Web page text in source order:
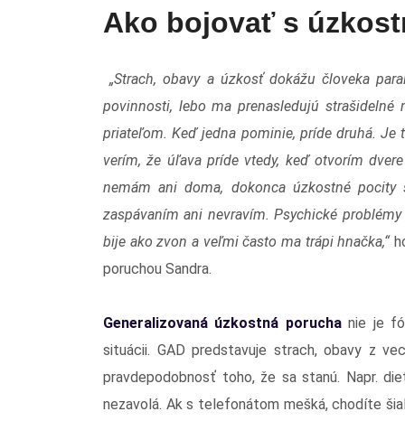
Ako bojovať s
„Strach, obavy a úzkosť dokážu človeka
povinnosti, lebo ma prenasledujú
priateľom. Keď jedna pominie, príde druhá.
verím, že úľava príde vtedy, keď otvorím
nemám ani doma, dokonca úzkostné
zaspávaním ani nevravím. Psychické
bije ako zvon a veľmi často ma trápi hnačka,“
poruchou Sandra.
Generalizovaná úzkostná poruchanie je
situácii. GAD predstavuje strach, obavy z
pravdepodobnosť toho, že sa stanú. Napr.
nezavolá. Ak s telefonátom mešká, chodíte